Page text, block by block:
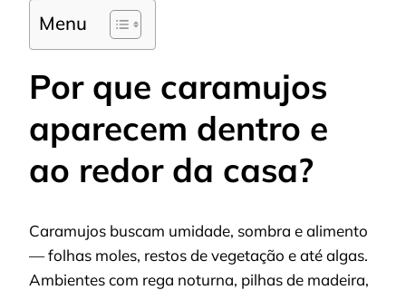
Menu
Por que caramujos
aparecem dentro e
ao redor da casa?
Caramujos buscam umidade, sombra e alimento
— folhas moles, restos de vegetação e até algas.
Ambientes com rega noturna, pilhas de madeira,